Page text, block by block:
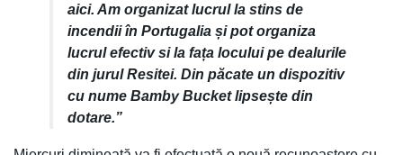
aici. Am organizat lucrul la stins de
incendii în Portugalia și pot organiza
lucrul efectiv si la fața locului pe dealurile
din jurul Resitei. Din păcate un dispozitiv
cu nume Bamby Bucket lipsește din
dotare.”